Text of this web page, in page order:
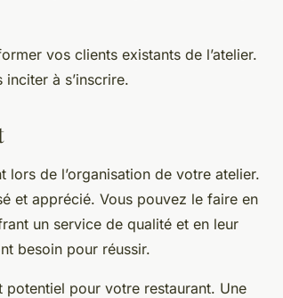
vos clients existants de l’atelier.
à s’inscrire.
lors de l’organisation de votre atelier.
et apprécié. Vous pouvez le faire en
un service de qualité et en leur
besoin pour réussir.
pour votre restaurant. Une